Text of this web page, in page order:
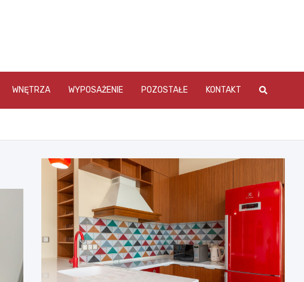
WNĘTRZA WYPOSAŻENIE POZOSTAŁE KONTAKT